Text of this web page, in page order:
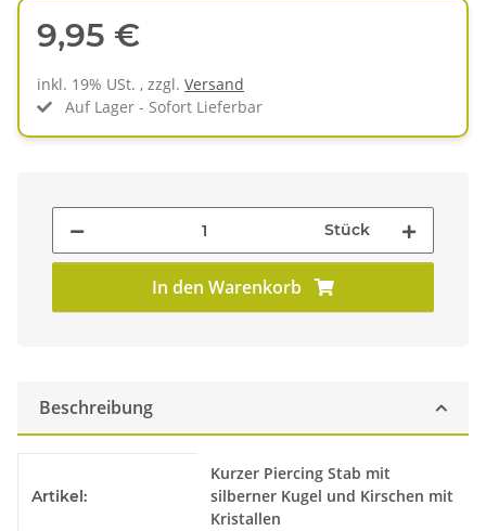
9,95 €
inkl. 19% USt. , zzgl. Versand
Auf Lager - Sofort Lieferbar
Stück
In den Warenkorb
Beschreibung
Artikel:
Kurzer Piercing Stab mit
silberner Kugel und Kirschen mit
Kristallen